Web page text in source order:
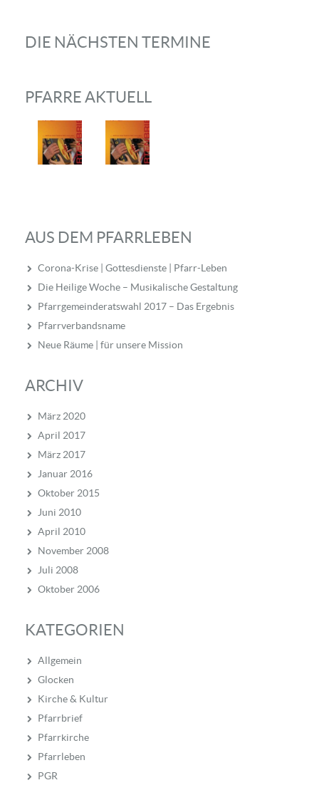
DIE NÄCHSTEN TERMINE
PFARRE AKTUELL
AUS DEM PFARRLEBEN
Corona-Krise | Gottesdienste | Pfarr-Leben
Die Heilige Woche – Musikalische Gestaltung
Pfarrgemeinderatswahl 2017 – Das Ergebnis
Pfarrverbandsname
Neue Räume | für unsere Mission
ARCHIV
März 2020
April 2017
März 2017
Januar 2016
Oktober 2015
Juni 2010
April 2010
November 2008
Juli 2008
Oktober 2006
KATEGORIEN
Allgemein
Glocken
Kirche & Kultur
Pfarrbrief
Pfarrkirche
Pfarrleben
PGR